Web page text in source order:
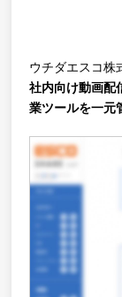
ウチダエスコ株
社内向け動画配
業ツールを一元